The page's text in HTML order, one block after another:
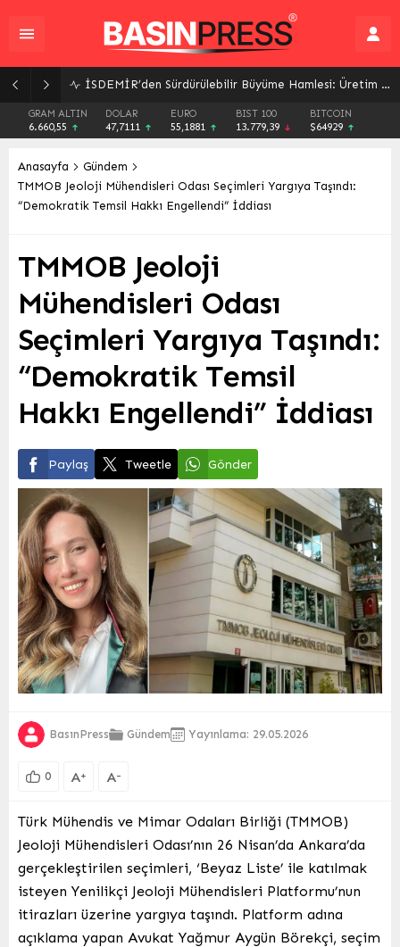
Trabzonspor’dan Tarihi Kombine Satış Rekoru: Taraftar Bağlılığı Zirvede!
GRAM ALTIN
6.660,55
DOLAR
47,7111
EURO
55,1881
BIST 100
13.779,39
BITCOIN
$64929
Anasayfa
Gündem
TMMOB Jeoloji Mühendisleri Odası Seçimleri Yargıya Taşındı:
“Demokratik Temsil Hakkı Engellendi” İddiası
TMMOB Jeoloji
Mühendisleri Odası
Seçimleri Yargıya Taşındı:
“Demokratik Temsil
Hakkı Engellendi” İddiası
Paylaş Tweetle Gönder
BasınPress Gündem Yayınlama: 29.05.2026
0 A+ A-
Türk Mühendis ve Mimar Odaları Birliği (TMMOB)
Jeoloji Mühendisleri Odası’nın 26 Nisan’da Ankara’da
gerçekleştirilen seçimleri, ‘Beyaz Liste’ ile katılmak
isteyen Yenilikçi Jeoloji Mühendisleri Platformu’nun
itirazları üzerine yargıya taşındı. Platform adına
açıklama yapan Avukat Yağmur Aygün Börekçi, seçim